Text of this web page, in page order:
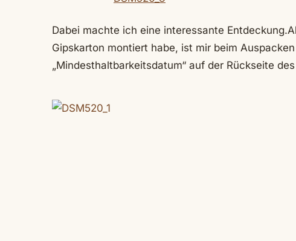
Dabei machte ich eine interessante Entdeckung.
Gipskarton montiert habe, ist mir beim
„Mindesthaltbarkeitsdatum“ auf der Rückseite